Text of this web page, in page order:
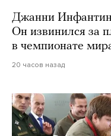
Джанни
Он извинился за
в чемпионате
20 часов назад